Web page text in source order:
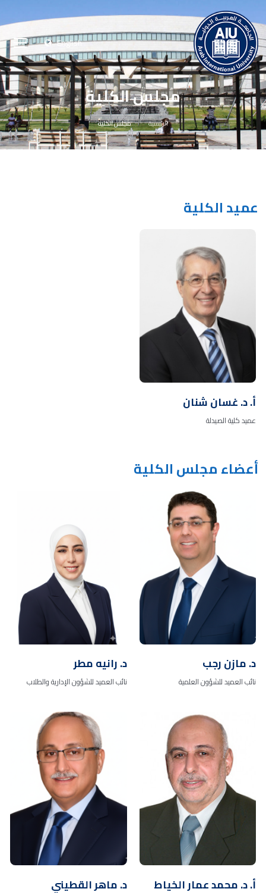
English
مجلس الكلية
الرئيسية مجلس الكلية
عميد الكلية
أ. د. غسان شنان
عميد كلية الصيدلة
أعضاء مجلس الكلية
د. مازن رجب
نائب العميد للشؤون العلمية
د. رانيه مطر
نائب العميد للشؤون الإدارية والطلاب
أ. د. محمد عمار الخياط د. ماهر القطيني